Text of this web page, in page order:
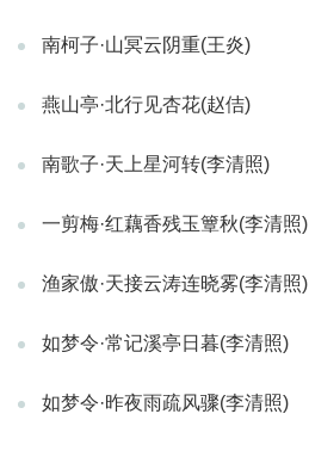
南柯子·山冥云阴重(王炎)
燕山亭·北行见杏花(赵佶)
南歌子·天上星河转(李清照)
一剪梅·红藕香残玉簟秋(李清照)
渔家傲·天接云涛连晓雾(李清照)
如梦令·常记溪亭日暮(李清照)
如梦令·昨夜雨疏风骤(李清照)